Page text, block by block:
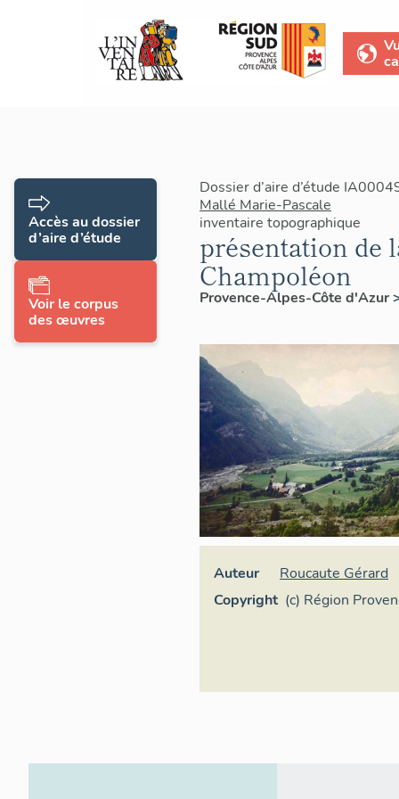
Dossier d’aire d’étude
Mallé Marie-Pascale
inventaire topographique
présentation de
Champoléon
Provence-Alpes-Côte d'Azur
Auteur
Roucaute Gérard
Copyright (c) Région
Accès au dossier
d’aire d’étude
Voir le corpus
des œuvres